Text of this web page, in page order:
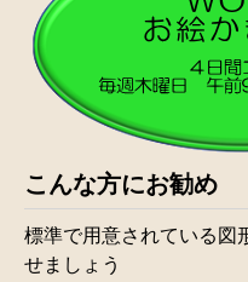
こんな方にお勧め
標準で用意されている図
せましょう